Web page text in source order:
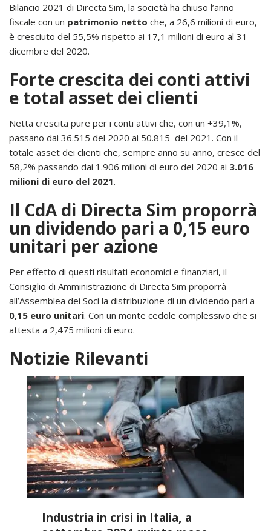
Bilancio 2021 di Directa Sim, la società ha chiuso l’anno
fiscale con un patrimonio netto che, a 26,6 milioni di euro,
è cresciuto del 55,5% rispetto ai 17,1 milioni di euro al 31
dicembre del 2020.
Forte crescita dei conti attivi
e total asset dei clienti
Netta crescita pure per i conti attivi che, con un +39,1%,
passano dai 36.515 del 2020 ai 50.815 del 2021. Con il
totale asset dei clienti che, sempre anno su anno, cresce del
58,2% passando dai 1.906 milioni di euro del 2020 ai 3.016
milioni di euro del 2021.
Il CdA di Directa Sim proporrà
un dividendo pari a 0,15 euro
unitari per azione
Per effetto di questi risultati economici e finanziari, il
Consiglio di Amministrazione di Directa Sim proporrà
all’Assemblea dei Soci la distribuzione di un dividendo pari a
0,15 euro unitari. Con un monte cedole complessivo che si
attesta a 2,475 milioni di euro.
Notizie Rilevanti
Industria in crisi in Italia, a